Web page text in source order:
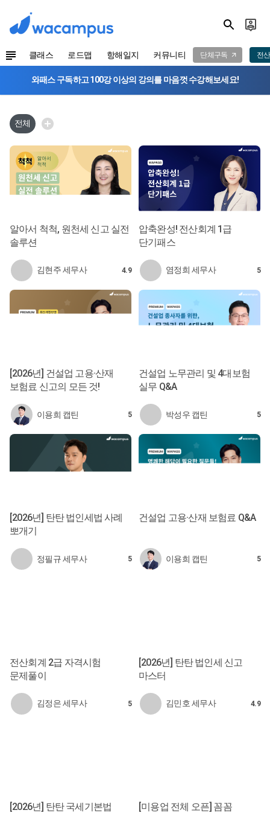
클래스 로드맵 항해일지 커뮤니티 단체구독 전
와패스 구독하고 100강 이상의 강의를 마음껏 수강해보세요!
전체
알아서 척척, 원천세 신고 실전
솔루션
김현주 세무사 4.9
압축완성! 전산회계 1급
단기패스
염정희 세무사 5
[2026년] 건설업 고용·산재
보험료 신고의 모든 것!
이용희 캡틴 5
건설업 노무관리 및 4대보험
실무 Q&A
박성우 캡틴 5
[2026년] 탄탄 법인세법 사례
뽀개기
정필규 세무사 5
건설업 고용·산재 보험료 Q&A
이용희 캡틴 5
전산회계 2급 자격시험
문제풀이
김정은 세무사 5
[2026년] 탄탄 법인세 신고
마스터
김민호 세무사 4.9
[2026년] 탄탄 국세기본법
[미용업 전체 오픈] 꼼꼼